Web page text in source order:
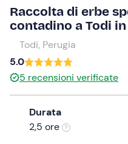
and
select
date.
Press
the
question
mark
Raccolta di erbe
contadino a Todi
Todi, Perugia
5.0
5 recensioni verificate
Durata
2,5 ore